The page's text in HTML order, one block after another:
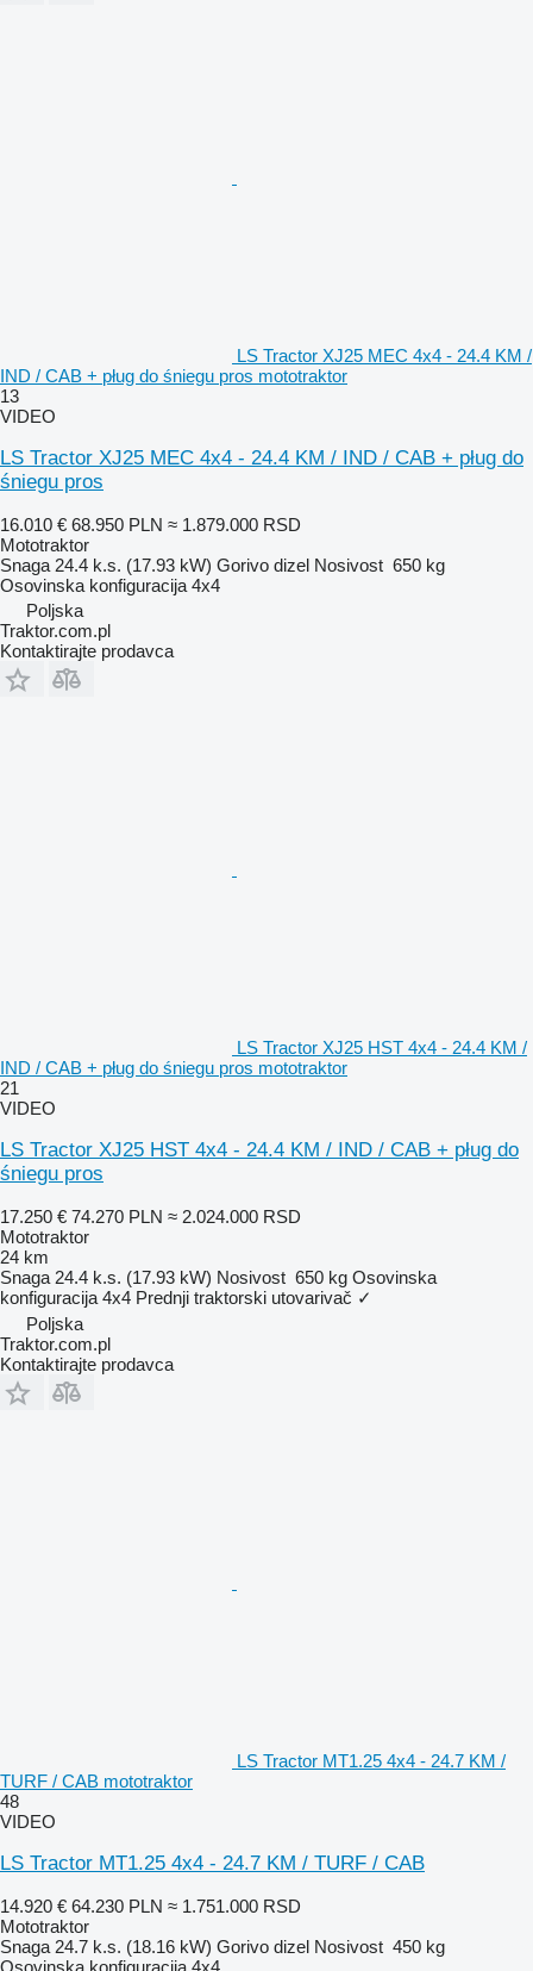
LS Tractor XJ25 MEC 4x4 - 24.4 KM /
IND / CAB + pług do śniegu pros mototraktor
13
VIDEO
LS Tractor XJ25 MEC 4x4 - 24.4 KM / IND / CAB + pług do
śniegu pros
16.010 € 68.950 PLN ≈ 1.879.000 RSD
Mototraktor
Snaga 24.4 k.s. (17.93 kW) Gorivo dizel Nosivost 650 kg
Osovinska konfiguracija 4x4
Poljska
Traktor.com.pl
Kontaktirajte prodavca
LS Tractor XJ25 HST 4x4 - 24.4 KM /
IND / CAB + pług do śniegu pros mototraktor
21
VIDEO
LS Tractor XJ25 HST 4x4 - 24.4 KM / IND / CAB + pług do
śniegu pros
17.250 € 74.270 PLN ≈ 2.024.000 RSD
Mototraktor
24 km
Snaga 24.4 k.s. (17.93 kW) Nosivost 650 kg Osovinska
konfiguracija 4x4 Prednji traktorski utovarivač ✓
Poljska
Traktor.com.pl
Kontaktirajte prodavca
LS Tractor MT1.25 4x4 - 24.7 KM /
TURF / CAB mototraktor
48
VIDEO
LS Tractor MT1.25 4x4 - 24.7 KM / TURF / CAB
14.920 € 64.230 PLN ≈ 1.751.000 RSD
Mototraktor
Snaga 24.7 k.s. (18.16 kW) Gorivo dizel Nosivost 450 kg
Osovinska konfiguracija 4x4